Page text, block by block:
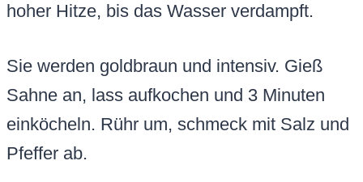
hoher Hitze, bis das Wasser verdampft.
Sie werden goldbraun und intensiv. Gieß
Sahne an, lass aufkochen und 3 Minuten
einköcheln. Rühr um, schmeck mit Salz und
Pfeffer ab.